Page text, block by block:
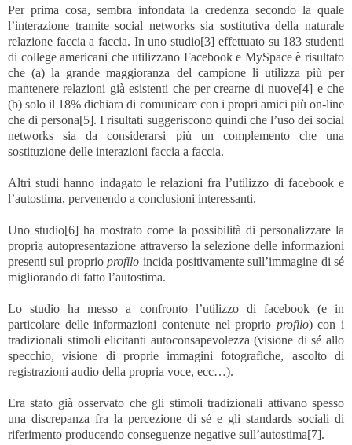
Per prima cosa, sembra infondata la credenza secondo la quale
l’interazione tramite social networks sia sostitutiva della naturale
relazione faccia a faccia. In uno studio[3] effettuato su 183 studenti
di college americani che utilizzano Facebook e MySpace è risultato
che (a) la grande maggioranza del campione li utilizza più per
mantenere relazioni già esistenti che per crearne di nuove[4] e che
(b) solo il 18% dichiara di comunicare con i propri amici più on-line
che di persona[5]. I risultati suggeriscono quindi che l’uso dei social
networks sia da considerarsi più un complemento che una
sostituzione delle interazioni faccia a faccia.
Altri studi hanno indagato le relazioni fra l’utilizzo di facebook e
l’autostima, pervenendo a conclusioni interessanti.
Uno studio[6] ha mostrato come la possibilità di personalizzare la
propria autopresentazione attraverso la selezione delle informazioni
presenti sul proprioprofilo incida positivamente sull’immagine di sé
migliorando di fatto l’autostima.
Lo studio ha messo a confronto l’utilizzo di facebook (e in
particolare delle informazioni contenute nel proprio profilo) con i
tradizionali stimoli elicitanti autoconsapevolezza (visione di sé allo
specchio, visione di proprie immagini fotografiche, ascolto di
registrazioni audio della propria voce, ecc…).
Era stato già osservato che gli stimoli tradizionali attivano spesso
una discrepanza fra la percezione di sé e gli standards sociali di
riferimento producendo conseguenze negative sull’autostima[7].